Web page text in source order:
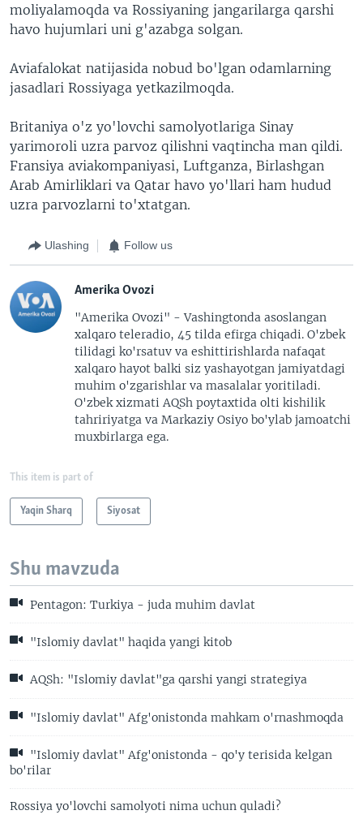
moliyalamoqda va Rossiyaning jangarilarga qarshi
havo hujumlari uni g'azabga solgan.
Aviafalokat natijasida nobud bo'lgan odamlarning
jasadlari Rossiyaga yetkazilmoqda.
Britaniya o'z yo'lovchi samolyotlariga Sinay
yarimoroli uzra parvoz qilishni vaqtincha man qildi.
Fransiya aviakompaniyasi, Luftganza, Birlashgan
Arab Amirliklari va Qatar havo yo'llari ham hudud
uzra parvozlarni to'xtatgan.
Ulashing Follow us
Amerika Ovozi
"Amerika Ovozi" - Vashingtonda asoslangan
xalqaro teleradio, 45 tilda efirga chiqadi. O'zbek
tilidagi ko'rsatuv va eshittirishlarda nafaqat
xalqaro hayot balki siz yashayotgan jamiyatdagi
muhim o'zgarishlar va masalalar yoritiladi.
O'zbek xizmati AQSh poytaxtida olti kishilik
tahririyatga va Markaziy Osiyo bo'ylab jamoatchi
muxbirlarga ega.
This item is part of
Yaqin Sharq Siyosat
Shu mavzuda
Pentagon: Turkiya - juda muhim davlat
"Islomiy davlat" haqida yangi kitob
AQSh: "Islomiy davlat"ga qarshi yangi strategiya
"Islomiy davlat" Afg'onistonda mahkam o'rnashmoqda
"Islomiy davlat" Afg'onistonda - qo'y terisida kelgan
bo'rilar
Rossiya yo'lovchi samolyoti nima uchun quladi?